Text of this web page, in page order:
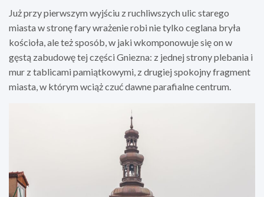
Już przy pierwszym wyjściu z ruchliwszych ulic starego
miasta w stronę fary wrażenie robi nie tylko ceglana bryła
kościoła, ale też sposób, w jaki wkomponowuje się on w
gęstą zabudowę tej części Gniezna: z jednej strony plebania i
mur z tablicami pamiątkowymi, z drugiej spokojny fragment
miasta, w którym wciąż czuć dawne parafialne centrum.